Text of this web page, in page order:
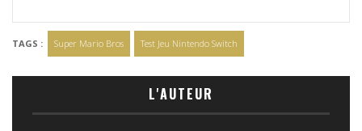
TAGS : Super Mario Bros Test Jeu Nintendo Switch
L'AUTEUR